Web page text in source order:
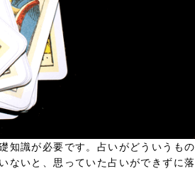
知識が必要です。占いがどういうもの
ないと、思っていた占いができずに落